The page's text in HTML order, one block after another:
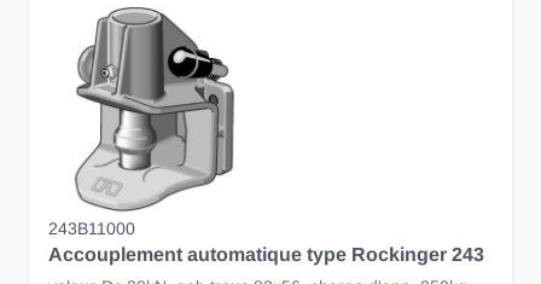
243B11000
Accouplement automatique type Rockinger 243